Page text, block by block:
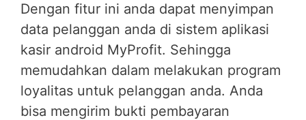
Dengan fitur ini anda dapat menyimpan
data pelanggan anda di sistem aplikasi
kasir android MyProfit. Sehingga
memudahkan dalam melakukan program
loyalitas untuk pelanggan anda. Anda
bisa mengirim bukti pembayaran